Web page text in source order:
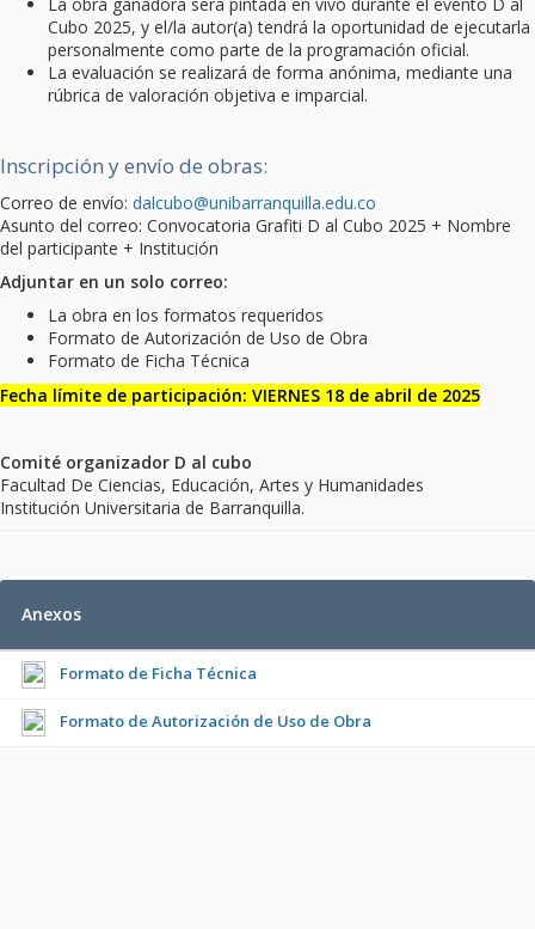
Cubo 2025, y el/la autor(a) tendrá la oportunidad de ejecutarla
personalmente como parte de la programación oficial.
La evaluación se realizará de forma anónima, mediante una
rúbrica de valoración objetiva e imparcial.
Inscripción y envío de obras:
Correo de envío: dalcubo@unibarranquilla.edu.co
Asunto del correo: Convocatoria Grafiti D al Cubo 2025 + Nombre
del participante + Institución
Adjuntar en un solo correo:
La obra en los formatos requeridos
Formato de Autorización de Uso de Obra
Formato de Ficha Técnica
Fecha límite de participación: VIERNES 18 de abril de 2025
Comité organizador D al cubo
Facultad De Ciencias, Educación, Artes y Humanidades
Institución Universitaria de Barranquilla.
Anexos
Formato de Ficha Técnica
Formato de Autorización de Uso de Obra